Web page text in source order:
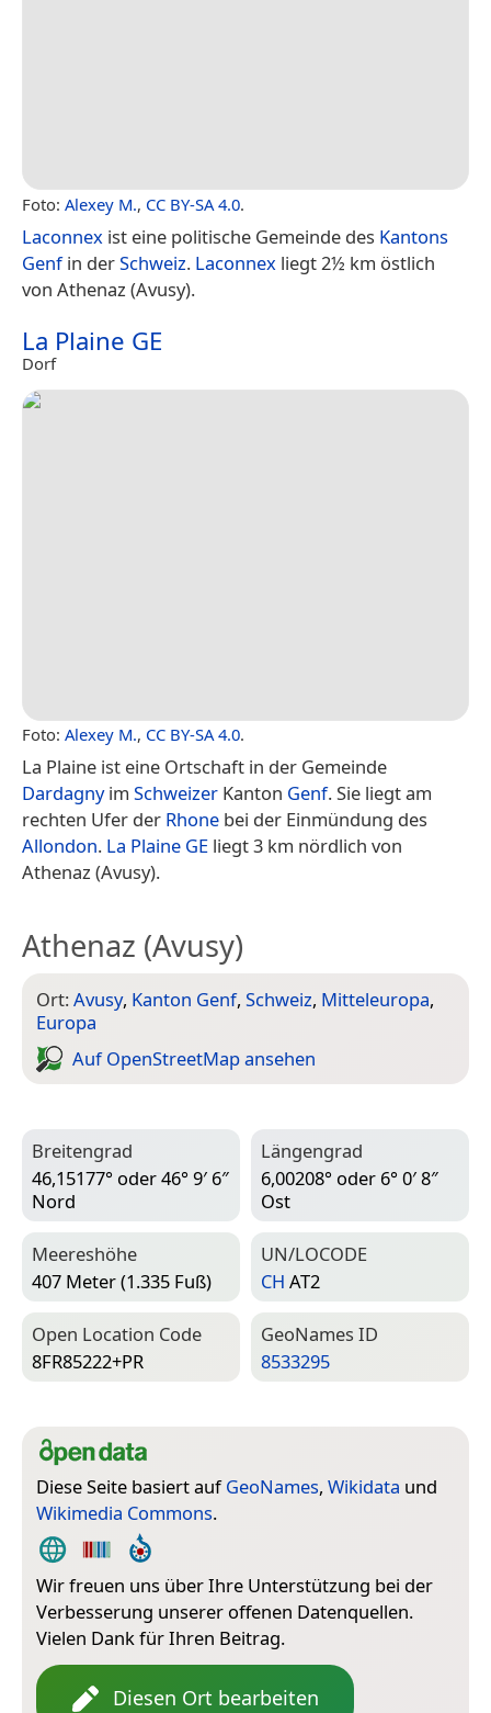
Foto: Alexey M., CC BY-SA 4.0.
Laconnex ist eine politische Gemeinde des Kantons
Genfin derSchweiz. Laconnex liegt 2½ km östlich
von Athenaz (Avusy).
La Plaine GE
Dorf
Foto: Alexey M., CC BY-SA 4.0.
La Plaine ist eine Ortschaft in der Gemeinde
Dardagnyim Schweizer Kanton Genf. Sie liegt am
rechten Ufer der Rhone bei der Einmündung des
Allondon. La Plaine GE liegt 3 km nördlich von
Athenaz (Avusy).
Athenaz (Avusy)
Ort:Avusy, Kanton Genf, Schweiz, Mitteleuropa,
Europa
Auf Open­Street­Map ansehen
Breitengrad
46,15177° oder 46° 9′ 6″
Nord
Längengrad
6,00208° oder 6° 0′ 8″
Ost
Meereshöhe
407 Meter (1.335 Fuß)
UN/LOCODE
CH AT2
Open Location Code
8FR85222+PR
Geo­Names ID
8533295
Diese Seite basiert aufGeoNames, Wikidata und
Wikimedia Commons.
Wir freuen uns über Ihre Unterstützung bei der
Verbesserung unserer offenen Datenquellen.
Vielen Dank für Ihren Beitrag.
Diesen Ort bearbeiten